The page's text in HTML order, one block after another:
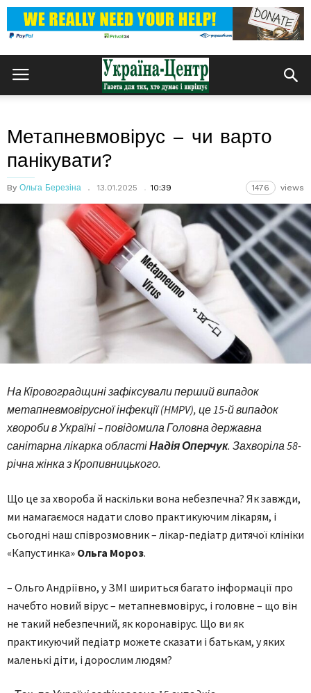
Метапневмовірус – чи варто
панікувати?
By Ольга Березіна 13.01.2025 10:39 1476 views
На Кіровоградщині зафіксували перший випадок
метапневмовірусної інфекції (HMPV), це 15-й випадок
хвороби в Україні – повідомила Головна державна
санітарна лікарка областіНадія Оперчук. Захворіла 58-
річна жінка з Кропивницького.
Що це за хвороба й наскільки вона небезпечна? Як завжди,
ми намагаємося надати слово практикуючим лікарям, і
сьогодні наш співрозмовник – лікар-педіатр дитячої клініки
«Капустинка» Ольга Мороз.
– Ольго Андріївно, у ЗМІ шириться багато інформації про
начебто новий вірус – метапневмовірус, і головне – що він
не такий небезпечний, як коронавірус. Що ви як
практикуючий педіатр можете сказати і батькам, у яких
маленькі діти, і дорослим людям?